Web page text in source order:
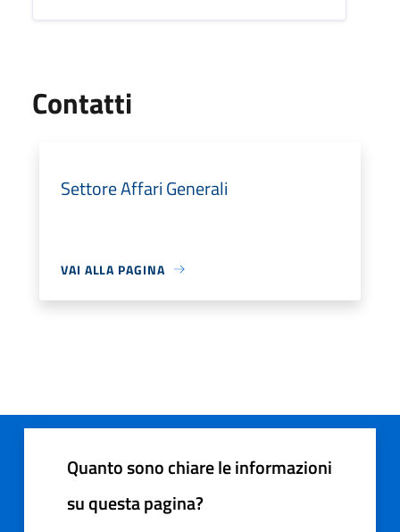
Contatti
Settore Affari Generali
VAI ALLA PAGINA
Quanto sono chiare le informazioni
su questa pagina?